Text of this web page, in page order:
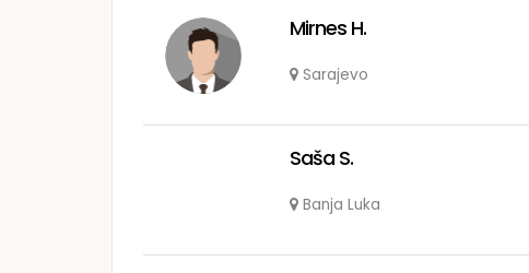
Mirnes H.
Sarajevo
Saša S.
Banja Luka